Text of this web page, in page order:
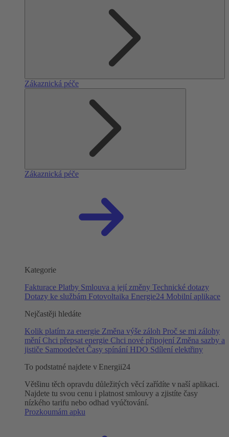
Zákaznická péče
Zákaznická péče
Kategorie
Fakturace Platby Smlouva a její změny Technické dotazy
Dotazy ke službám Fotovoltaika Energie24 Mobilní aplikace
Nejčastěji hledáte
Kolik platím za energie Změna výše záloh Proč se mi zálohy
mění Chci přepsat energie Chci nové připojení Změna sazby a
jističe Samoodečet Časy spínání HDO Sdílení elektřiny
To podstatné najdete v Energii24
Většinu těch opravdu důležitých věcí zařídíte v naší aplikaci.
Najdete tu svou cenu i platnost smlouvy a zjistíte časy
nízkého tarifu nebo odhad vyúčtování.
Prozkoumám apku